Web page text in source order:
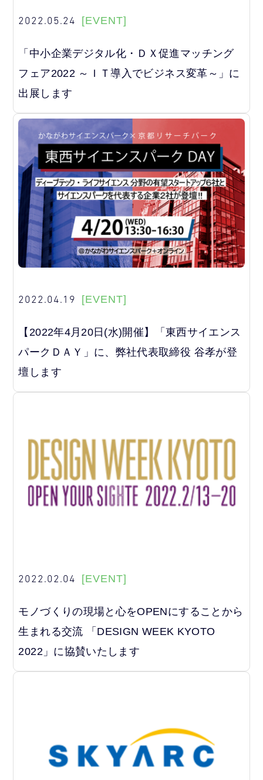
2022.05.24 [EVENT]
「中小企業デジタル化・ＤＸ促進マッチング
フェア2022 ～ＩＴ導入でビジネス変革～」に
出展します
2022.04.19 [EVENT]
【2022年4月20日(水)開催】「東西サイエンス
パークＤＡＹ」に、弊社代表取締役 谷孝が登
壇します
2022.02.04 [EVENT]
モノづくりの現場と心をOPENにすることから
生まれる交流 「DESIGN WEEK KYOTO
2022」に協賛いたします